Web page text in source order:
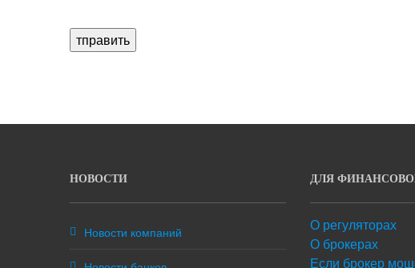
НОВОСТИ
Новости компаний
ДЛЯ
О регуляторах
О брокерах
Если брокер